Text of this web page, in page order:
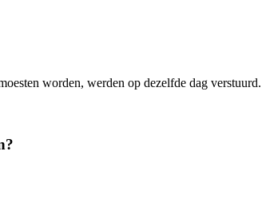
worden, werden op dezelfde dag